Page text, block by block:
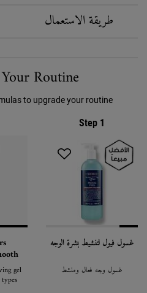
طريقة الاستعمال
Routine
to upgrade your routine.
Step 1
غسول فيول لتنشيط بشرة الوجه
غسول وجه فعال ومنشط gel